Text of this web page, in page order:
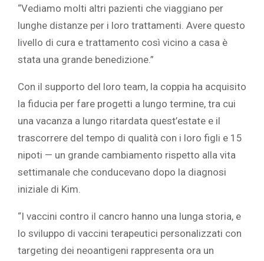
“Vediamo molti altri pazienti che viaggiano per
lunghe distanze per i loro trattamenti. Avere questo
livello di cura e trattamento così vicino a casa è
stata una grande benedizione.”
Con il supporto del loro team, la coppia ha acquisito
la fiducia per fare progetti a lungo termine, tra cui
una vacanza a lungo ritardata quest’estate e il
trascorrere del tempo di qualità con i loro figli e 15
nipoti — un grande cambiamento rispetto alla vita
settimanale che conducevano dopo la diagnosi
iniziale di Kim.
“I vaccini contro il cancro hanno una lunga storia, e
lo sviluppo di vaccini terapeutici personalizzati con
targeting dei neoantigeni rappresenta ora un